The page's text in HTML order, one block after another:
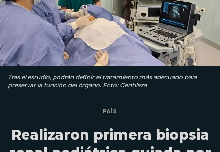
Tras el estudio, podrán definir el tratamiento más adecuado para
preservar la función del órgano. Foto: Gentileza
PAÍS
Realizaron primera biopsia